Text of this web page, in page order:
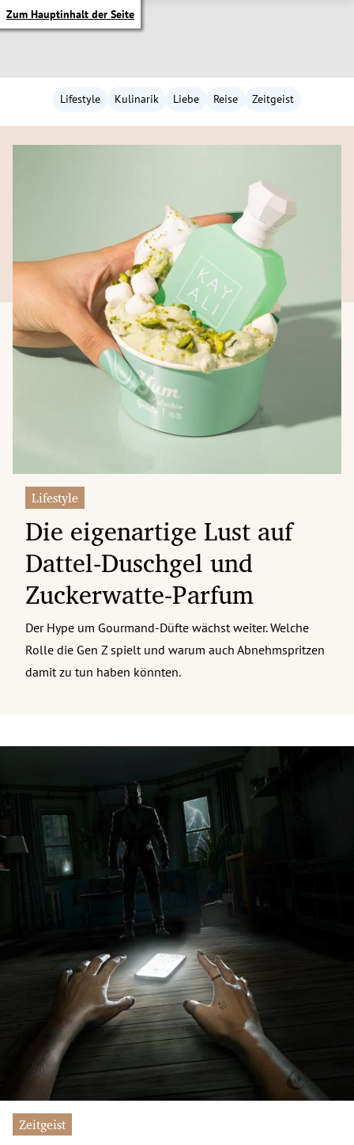
Zum Hauptinhalt der Seite
Untermenü
Untermenü
Untermenü
Untermenü
Untermenü
Untermenü
Untermenü
Untermenü
Lifestyle Kulinarik Liebe Reise Zeitgeist
Lifestyle
Die eigenartige Lust auf
Dattel-Duschgel und
Zuckerwatte-Parfum
Der Hype um Gourmand-Düfte wächst weiter. Welche
Rolle die Gen Z spielt und warum auch Abnehmspritzen
damit zu tun haben könnten.
Zeitgeist